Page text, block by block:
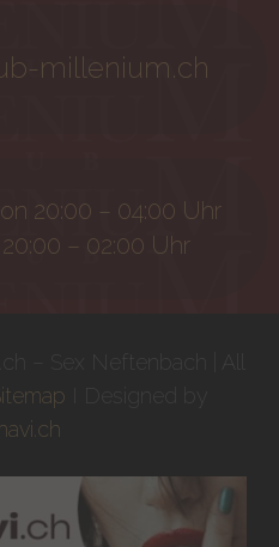
millenium.ch
20:00 – 04:00 Uhr
– 02:00 Uhr